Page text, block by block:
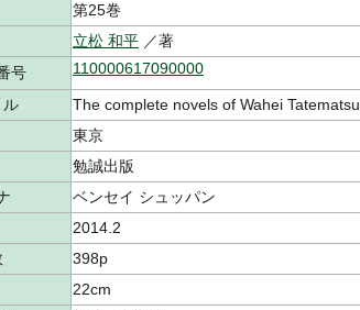
第25巻
立松 和平 ／著
号
110000617090000
ル
The complete novels of Wahei Tatematsu
東京
勉誠出版
ベンセイ シュッパン
2014.2
398p
22cm